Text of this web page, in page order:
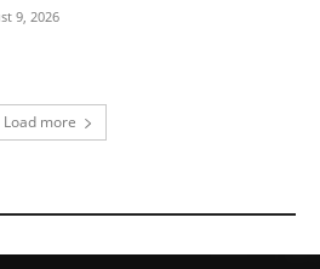
9, 2026
Load more